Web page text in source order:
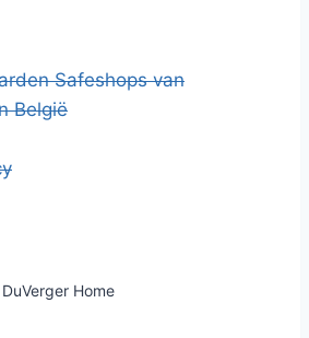
Safeshops van
België
Home